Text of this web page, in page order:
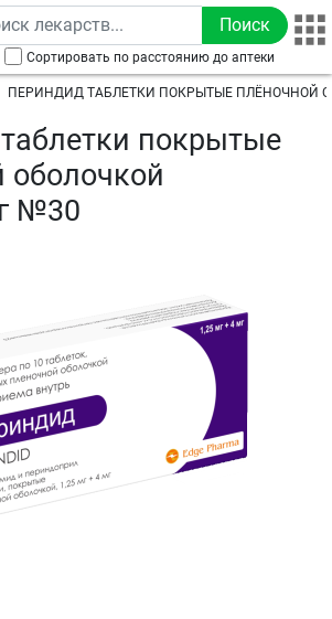
содержанию
Сортировать по расстоянию до аптеки
ПЕРИНДИД ТАБЛЕТКИ ПОКРЫТЫЕ ПЛЁНОЧНОЙ
покрытые
оболочкой
№30